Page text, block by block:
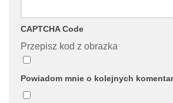
CAPTCHA Code
Przepisz kod z obrazka
Powiadom mnie o kolejnych